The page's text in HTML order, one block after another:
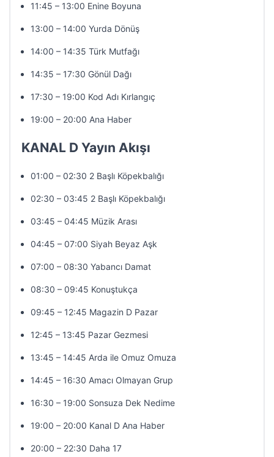
11:45 – 13:00 Enine Boyuna
13:00 – 14:00 Yurda Dönüş
14:00 – 14:35 Türk Mutfağı
14:35 – 17:30 Gönül Dağı
17:30 – 19:00 Kod Adı Kırlangıç
19:00 – 20:00 Ana Haber
KANAL D Yayın Akışı
01:00 – 02:30 2 Başlı Köpekbalığı
02:30 – 03:45 2 Başlı Köpekbalığı
03:45 – 04:45 Müzik Arası
04:45 – 07:00 Siyah Beyaz Aşk
07:00 – 08:30 Yabancı Damat
08:30 – 09:45 Konuştukça
09:45 – 12:45 Magazin D Pazar
12:45 – 13:45 Pazar Gezmesi
13:45 – 14:45 Arda ile Omuz Omuza
14:45 – 16:30 Amacı Olmayan Grup
16:30 – 19:00 Sonsuza Dek Nedime
19:00 – 20:00 Kanal D Ana Haber
20:00 – 22:30 Daha 17